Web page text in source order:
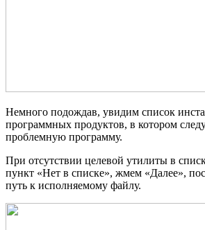
Немного подождав, увидим список
программных продуктов, в котором
проблемную программу.
При отсутствии целевой утилиты в
пункт «Нет в списке», жмем «Далее»,
путь к исполняемому файлу.